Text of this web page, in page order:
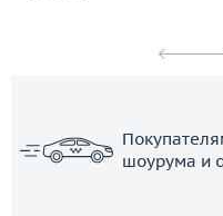
шоурума и